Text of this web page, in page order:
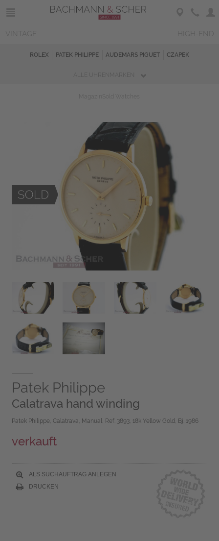
ROLEX PATEK PHILIPPE AUDEMARS PIGUET CZAPEK
Patek Philippe
Calatrava hand winding
Patek Philippe, Calatrava, Manual, Ref. 3893, 18k Yellow Gold, Bj. 1986
verkauft
ALS SUCHAUFTRAG ANLEGEN
DRUCKEN